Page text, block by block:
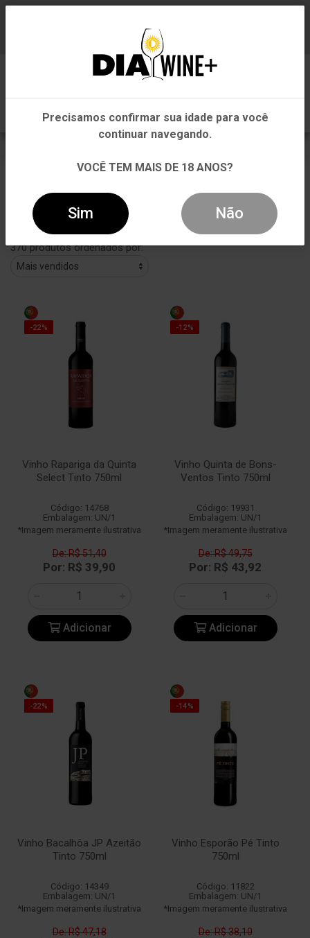
Filtros
370 produtos ordenados por:
-22%
Vinho Rapariga da Quinta
Select Tinto 750ml
Código: 14768
Embalagem: UN/1
*Imagem meramente ilustrativa
De: R$ 51,40
Por: R$ 39,90
Adicionar
-12%
Vinho Quinta de Bons-
Ventos Tinto 750ml
Código: 19931
Embalagem: UN/1
*Imagem meramente ilustrativa
De: R$ 49,75
Por: R$ 43,92
Adicionar
-22%
Vinho Bacalhôa JP Azeitão
Tinto 750ml
Código: 14349
Embalagem: UN/1
*Imagem meramente ilustrativa
De: R$ 47,18
-14%
Vinho Esporão Pé Tinto
750ml
Código: 11822
Embalagem: UN/1
*Imagem meramente ilustrativa
De: R$ 38,10
Em que Estado você está?
Pernambuco
Outros Estados
Precisamos confirmar sua idade para você
continuar navegando.
VOCÊ TEM MAIS DE 18 ANOS?
Sim Não